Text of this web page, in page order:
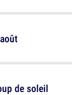
de soleil